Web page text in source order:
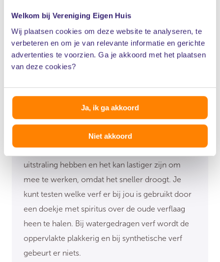
Welkom bij Vereniging Eigen Huis
Wij plaatsen cookies om deze website te analyseren, te
verbeteren en om je van relevante informatie en gerichte
advertenties te voorzien. Ga je akkoord met het plaatsen
van deze cookies?
Ja, ik ga akkoord
Niet akkoord
beter waardoor de originele kleur behouden
blijft.
Als consument kun je wel synthetische verf
gebruiken. Watergedragen verf kan een mattere
uitstraling hebben en het kan lastiger zijn om
mee te werken, omdat het sneller droogt. Je
kunt testen welke verf er bij jou is gebruikt door
een doekje met spiritus over de oude verflaag
heen te halen. Bij watergedragen verf wordt de
oppervlakte plakkerig en bij synthetische verf
gebeurt er niets.